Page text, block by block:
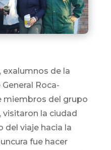
exalumnos de la
Roca-
miembros del grupo
visitaron la ciudad
del viaje hacia la
fue hacer